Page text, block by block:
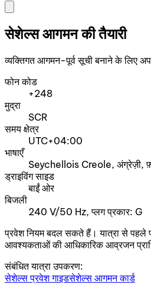
सेशेल्स आगमन की तैयारी
व्यक्तिगत आगमन-पूर्व सूची बनाने के लिए
फोन कोड
+248
मुद्रा
SCR
समय क्षेत्र
UTC+04:00
भाषाएँ
Seychellois Creole, अंग्रेज़ी,
ड्राइविंग साइड
बाईं ओर
बिजली
240 V/50 Hz, प्लग प्रकार: G
प्रवेश नियम बदल सकते हैं। यात्रा से पहले
आवश्यकताओं की आधिकारिक आव्रजन
संबंधित यात्रा उपकरण:
सेशेल्स प्रवेश गाइडसेशेल्स आगमन कार्ड